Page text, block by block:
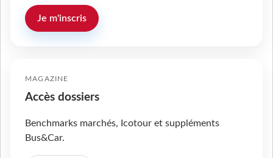
Je m'inscris
MAGAZINE
Accès dossiers
Benchmarks marchés, Icotour et suppléments
Bus&Car.